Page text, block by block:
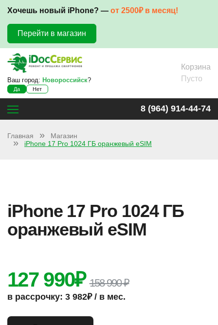
Хочешь новый iPhone? — от 2500₽ в месяц!
Перейти в магазин
Ваш город: Новороссийск?
Да Нет
Корзина
Пусто
8 (964) 914-44-74
Главная
Магазин
iPhone 17 Pro 1024 ГБ оранжевый eSIM
iPhone 17 Pro 1024 ГБ
оранжевый eSIM
127 990₽ 158 990 ₽
в рассрочку: 3 982₽ / в мес.